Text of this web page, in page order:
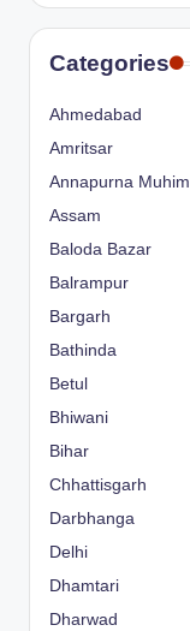
Categories
Ahmedabad
Amritsar
Annapurna Muhim
Assam
Baloda Bazar
Balrampur
Bargarh
Bathinda
Betul
Bhiwani
Bihar
Chhattisgarh
Darbhanga
Delhi
Dhamtari
Dharwad